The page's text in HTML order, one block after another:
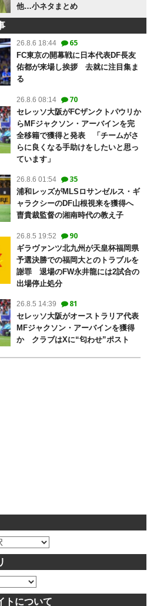
他…小ネタまとめ
26.8.6 18:44 65
FC東京の開幕戦に日本代表DF長友
佑都が来場し挨拶 去就に注目集ま
る
26.8.6 08:14 70
セレッソ大阪がFCザンクトパウリか
らMFジャクソン・アーバインを完
全移籍で獲得と発表 「チームがさ
らに良くなる手助けをしたいと思っ
ています」
26.8.6 01:54 35
浦和レッズがMLSロサンゼルス・ギ
ャラクシーのDF山根視来を獲得へ
曺貴裁監督の湘南時代の教え子
26.8.5 19:52 90
ギラヴァンツ北九州が天皇杯福岡県
予選決勝での福岡大とのトラブルを
謝罪 退場のFW永井龍には2試合の
出場停止処分
26.8.5 14:39 81
セレッソ大阪がオーストラリア代表
MFジャクソン・アーバインを獲得
か クラブはXに“匂わせ”ポスト
トについて